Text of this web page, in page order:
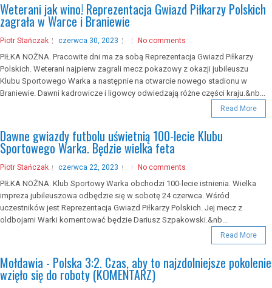
Weterani jak wino! Reprezentacja Gwiazd Piłkarzy Polskich
zagrała w Warce i Braniewie
Piotr Stańczak czerwca 30, 2023 No comments
PIŁKA NOŻNA. Pracowite dni ma za sobą Reprezentacja Gwiazd Piłkarzy
Polskich. Weterani najpierw zagrali mecz pokazowy z okazji jubileuszu
Klubu Sportowego Warka a następnie na otwarcie nowego stadionu w
Braniewie. Dawni kadrowicze i ligowcy odwiedzają różne części kraju.&nb...
Read More
Dawne gwiazdy futbolu uświetnią 100-lecie Klubu
Sportowego Warka. Będzie wielka feta
Piotr Stańczak czerwca 22, 2023 No comments
PIŁKA NOŻNA. Klub Sportowy Warka obchodzi 100-lecie istnienia. Wielka
impreza jubileuszowa odbędzie się w sobotę 24 czerwca. Wśród
uczestników jest Reprezentacja Gwiazd Piłkarzy Polskich. Jej mecz z
oldbojami Warki komentować będzie Dariusz Szpakowski.&nb...
Read More
Mołdawia - Polska 3:2. Czas, aby to najzdolniejsze pokolenie
wzięło się do roboty (KOMENTARZ)